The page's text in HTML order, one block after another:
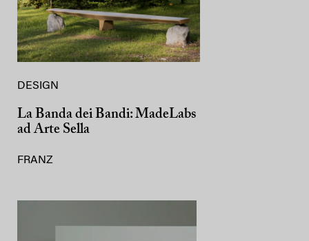
DESIGN
La Banda dei Bandi: MadeLabs
ad Arte Sella
FRANZ